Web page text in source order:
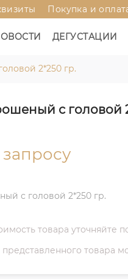
Покупка и
ДЕГУСТАЦИИ
2*250 гр.
с головой
с головой 2*250 гр.
товара уточняйте
товара